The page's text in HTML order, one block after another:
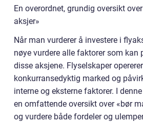
En overordnet, grundig oversikt
aksjer»
Når man vurderer å investere i
nøye vurdere alle faktorer som kan
disse aksjene. Flyselskaper
konkurransedyktig marked og
interne og eksterne faktorer. I
en omfattende oversikt over «bør
og vurdere både fordeler og